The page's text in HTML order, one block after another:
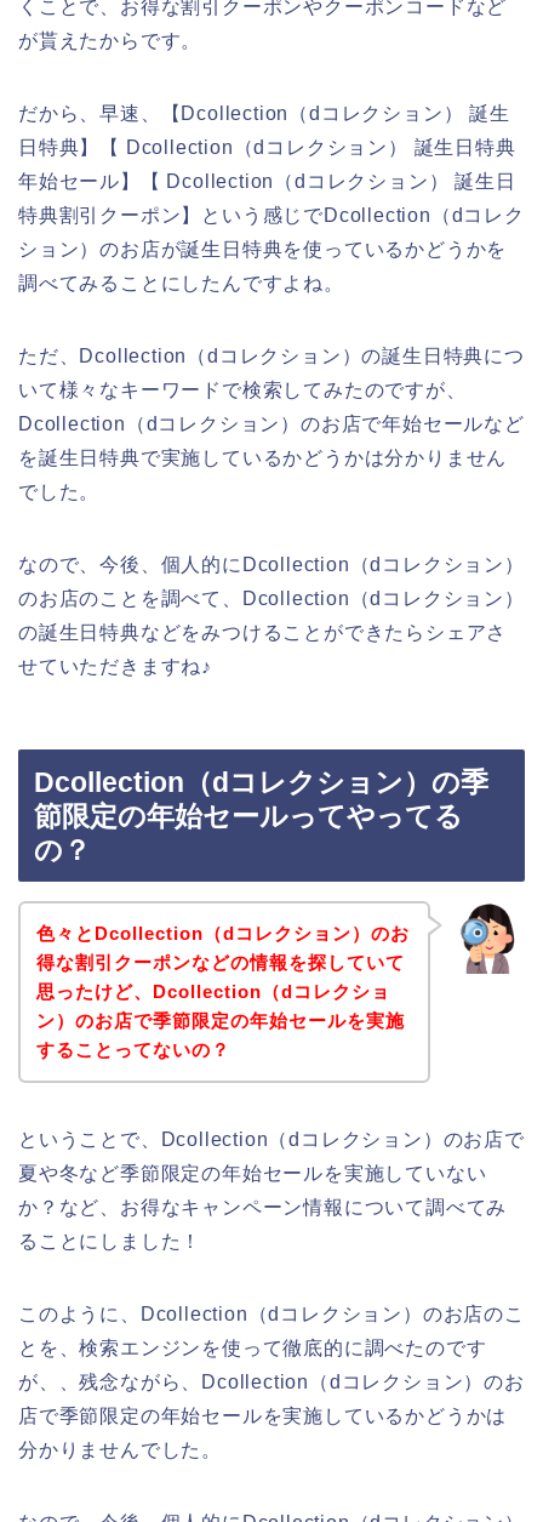
くことで、お得な割引クーポンやクーポンコードなど
が貰えたからです。
だから、早速、【Dcollection（dコレクション） 誕生
日特典】【 Dcollection（dコレクション） 誕生日特典
年始セール】【 Dcollection（dコレクション） 誕生日
特典割引クーポン】という感じでDcollection（dコレク
ション）のお店が誕生日特典を使っているかどうかを
調べてみることにしたんですよね。
ただ、Dcollection（dコレクション）の誕生日特典につ
いて様々なキーワードで検索してみたのですが、
Dcollection（dコレクション）のお店で年始セールなど
を誕生日特典で実施しているかどうかは分かりません
でした。
なので、今後、個人的にDcollection（dコレクション）
のお店のことを調べて、Dcollection（dコレクション）
の誕生日特典などをみつけることができたらシェアさ
せていただきますね♪
Dcollection（dコレクション）の季
節限定の年始セールってやってる
の？
色々とDcollection（dコレクション）のお
得な割引クーポンなどの情報を探していて
思ったけど、Dcollection（dコレクショ
ン）のお店で季節限定の年始セールを実施
することってないの？
ということで、Dcollection（dコレクション）のお店で
夏や冬など季節限定の年始セールを実施していない
か？など、お得なキャンペーン情報について調べてみ
ることにしました！
このように、Dcollection（dコレクション）のお店のこ
とを、検索エンジンを使って徹底的に調べたのです
が、、残念ながら、Dcollection（dコレクション）のお
店で季節限定の年始セールを実施しているかどうかは
分かりませんでした。